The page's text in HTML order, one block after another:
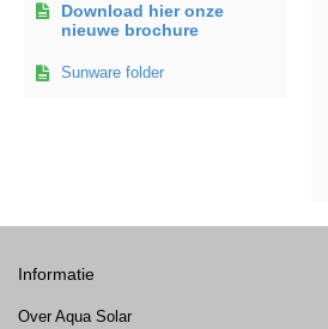
Download hier onze
nieuwe brochure
Sunware folder
Informatie
Over Aqua Solar